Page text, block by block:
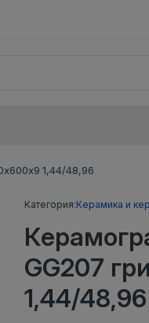
1,44/48,96
Категория:Керамика и
GG207
1,44/48,96